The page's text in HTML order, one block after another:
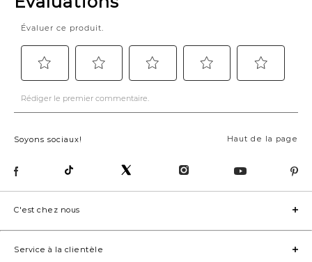
Haut de la page
Soyons sociaux!
C'est chez nous
Service à la clientèle